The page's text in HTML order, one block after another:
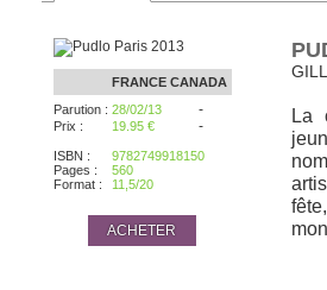
FRANCE CANADA
Parution : 28/02/13 -
Prix : 19.95 € -
ISBN :
9782749918150
Pages :
560
Format :
11,5/20
ACHETER
La